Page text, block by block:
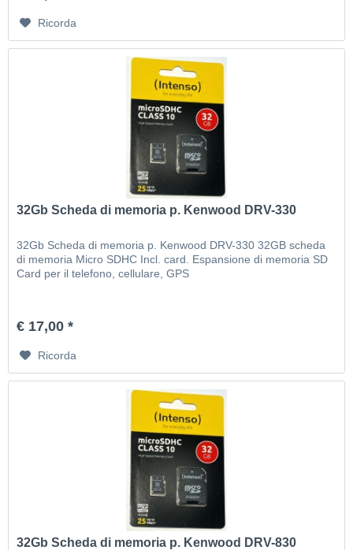
Ricorda
32Gb Scheda di memoria p. Kenwood DRV-330
32Gb Scheda di memoria p. Kenwood DRV-330 32GB scheda
di memoria Micro SDHC Incl. card. Espansione di memoria SD
Card per il telefono, cellulare, GPS
€ 17,00 *
Ricorda
32Gb Scheda di memoria p. Kenwood DRV-830